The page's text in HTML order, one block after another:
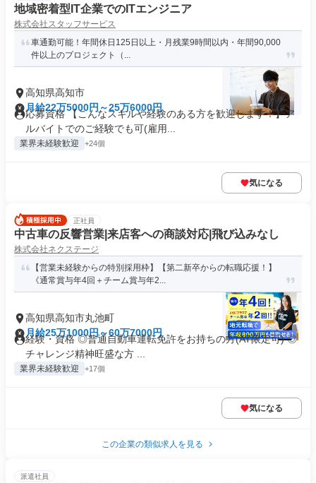
地域密着型IT企業でのITエンジニア
株式会社スタッフサービス
車通勤可能！年間休日125日以上・月残業9時間以内・年間90,000
件以上のプロジェクト（...
高知県高知市
月給22万5000円～25万6000円
応募資格 【こんなスキルや経験のある方を歓迎します！】ア
ルバイトでのご経験でも可(雇用...
業界未経験歓迎 +24個
気になる
正社員
中古車の反響営業|来店客への商談対応|飛び込みなし
株式会社ネクステージ
【営業未経験からの特別採用枠】【第二新卒からの転職応援！】
《通常賞与年4回＋チーム賞与年2...
高知県高知市丸池町
月給25万1000円～60万7000円
経験・資格 ◎普通自動車運転免許をお持ちの方(AT限定可) ◎
チャレンジ精神旺盛な方 ...
業界未経験歓迎 +17個
気になる
この企業の類似求人を見る
派遣社員